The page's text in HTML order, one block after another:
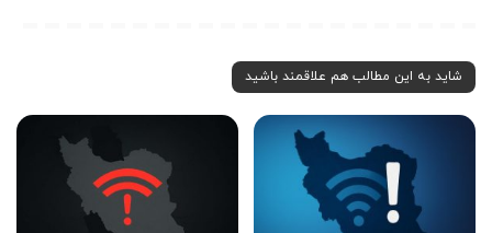
شاید به این مطالب هم علاقمند باشید